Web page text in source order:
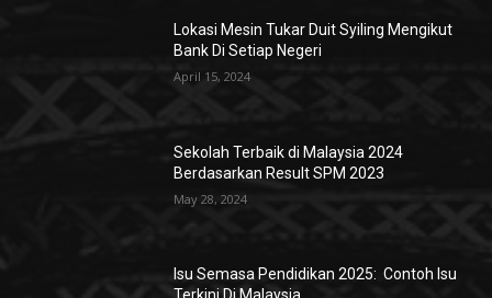
Lokasi Mesin Tukar Duit Syiling Mengikut
Bank Di Setiap Negeri
April 15, 2024
Sekolah Terbaik di Malaysia 2024
Berdasarkan Result SPM 2023
May 28, 2024
Isu Semasa Pendidikan 2025: Contoh Isu